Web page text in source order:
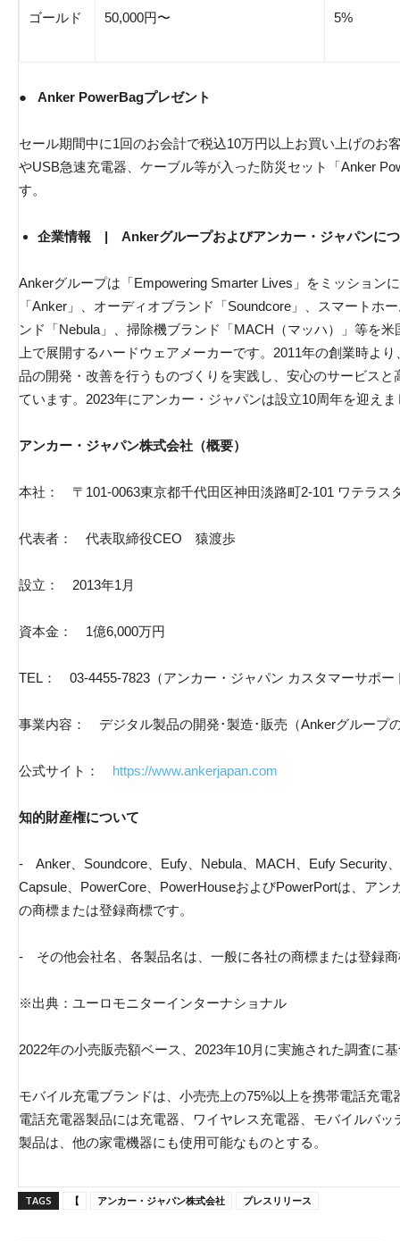
ゴールド 50,000円〜 5%
● Anker PowerBagプレゼント
セール期間中に1回のお会計で税込10万円以上お買い上げのお
やUSB急速充電器、ケーブル等が入った防災セット「Anker
す。
企業情報 | Ankerグループおよびアンカー・ジャパンに
Ankerグループは「Empowering Smarter Lives」をミッション
「Anker」、オーディオブランド「Soundcore」、スマートホ
ンド「Nebula」、掃除機ブランド「MACH（マッハ）」等を
上で展開するハードウェアメーカーです。2011年の創業時よ
品の開発・改善を行うものづくりを実践し、安心のサービス
ています。2023年にアンカー・ジャパンは設立10周年を迎えま
アンカー・ジャパン株式会社（概要）
本社： 〒101-0063東京都千代田区神田淡路町2-101 ワテラス
代表者： 代表取締役CEO 猿渡歩
設立： 2013年1月
資本金： 1億6,000万円
TEL： 03-4455-7823（アンカー・ジャパン カスタマーサポー
事業内容： デジタル製品の開発･製造･販売（Ankerグループ
公式サイト： https://www.ankerjapan.com
知的財産権について
- Anker、Soundcore、Eufy、Nebula、MACH、Eufy Security
Capsule、PowerCore、PowerHouseおよびPowerPortは、ア
の商標または登録商標です。
- その他会社名、各製品名は、一般に各社の商標または登録
※出典：ユーロモニターインターナショナル
2022年の小売販売額ベース、2023年10月に実施された調査に
モバイル充電ブランドは、小売売上の75%以上を携帯電話充
電話充電器製品には充電器、ワイヤレス充電器、モバイルバ
製品は、他の家電機器にも使用可能なものとする。
TAGS 【 アンカー・ジャパン株式会社 プレスリリース